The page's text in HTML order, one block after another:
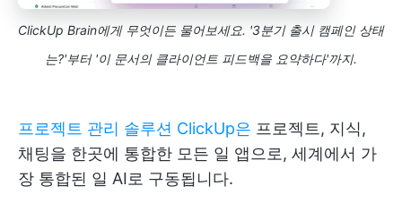
ClickUp Brain에게 무엇이든 물어보세요. '3분기 출시 캠페인 상태
는?'부터 '이 문서의 클라이언트 피드백을 요약하다'까지.
프로젝트 관리 솔루션 ClickUp은 프로젝트, 지식,
채팅을 한곳에 통합한 모든 일 앱으로, 세계에서 가
장 통합된 일 AI로 구동됩니다.